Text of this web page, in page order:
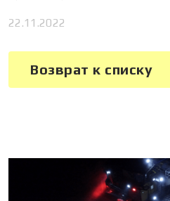
22.11.2022
Возврат к списку